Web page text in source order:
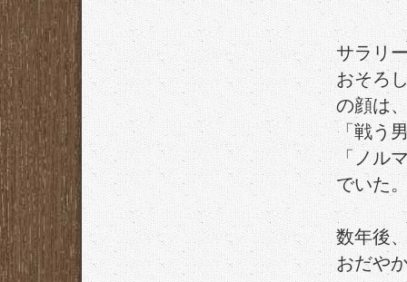
サラリ
おそろ
の顔は
「戦う
「ノル
でいた
数年後
おだや